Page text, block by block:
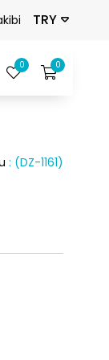
TRY
0
0
(DZ-1161)